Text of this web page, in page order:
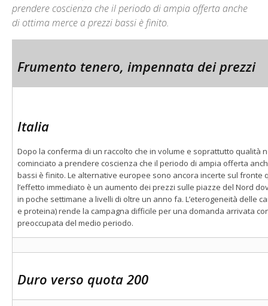
prendere coscienza che il periodo di ampia offerta anche
di ottima merce a prezzi bassi è finito.
Frumento tenero, impennata dei prezzi
Italia
Dopo la conferma di un raccolto che in volume e soprattutto qualità
cominciato a prendere coscienza che il periodo di ampia offerta
bassi è finito. Le alternative europee sono ancora incerte sul fronte
l’effetto immediato è un aumento dei prezzi sulle piazze del Nord
in poche settimane a livelli di oltre un anno fa. L’eterogeneità delle
e proteina) rende la campagna difficile per una domanda arrivata
preoccupata del medio periodo.
Duro verso quota 200